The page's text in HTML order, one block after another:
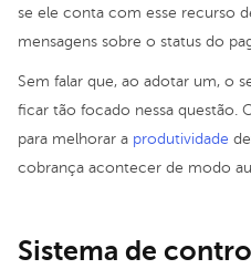
se ele conta com esse recurso
mensagens sobre o status do
Sem falar que, ao adotar um, o
ficar tão focado nessa questão.
para melhorar a produtividade
cobrança acontecer de modo
Sistema de